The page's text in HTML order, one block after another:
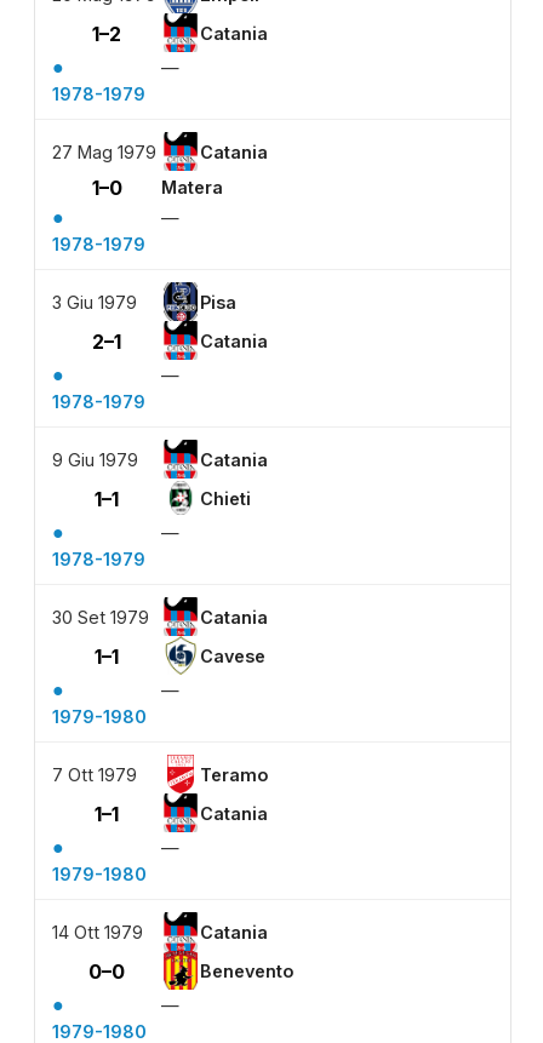
1–2 Catania
●
—
1978-1979
27 Mag 1979 Catania
1–0 Matera
●
—
1978-1979
3 Giu 1979 Pisa
2–1 Catania
●
—
1978-1979
9 Giu 1979 Catania
1–1 Chieti
●
—
1978-1979
30 Set 1979 Catania
1–1 Cavese
●
—
1979-1980
7 Ott 1979 Teramo
1–1 Catania
●
—
1979-1980
14 Ott 1979 Catania
0–0 Benevento
●
—
1979-1980